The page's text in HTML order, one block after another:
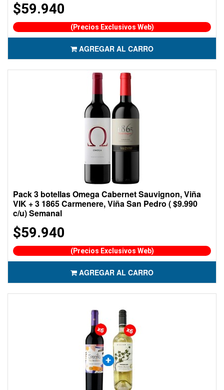
$59.940
(Precios Exclusivos Web)
AGREGAR AL CARRO
Pack 3 botellas Omega Cabernet Sauvignon, Viña
VIK + 3 1865 Carmenere, Viña San Pedro ( $9.990
c/u) Semanal
$59.940
(Precios Exclusivos Web)
AGREGAR AL CARRO